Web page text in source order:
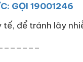
GỌI 19001246
để tránh lây